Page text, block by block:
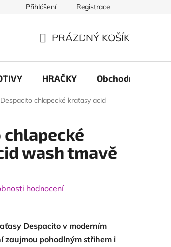
Přihlášení Registrace
KOŠÍK
PRÁZDNÝ KOŠÍK
HRAČKY Obchodní
Despacito chlapecké kraťasy acid
chlapecké
wash tmavě
hodnocení
Despacito v moderním
zaujmou pohodlným střihem i